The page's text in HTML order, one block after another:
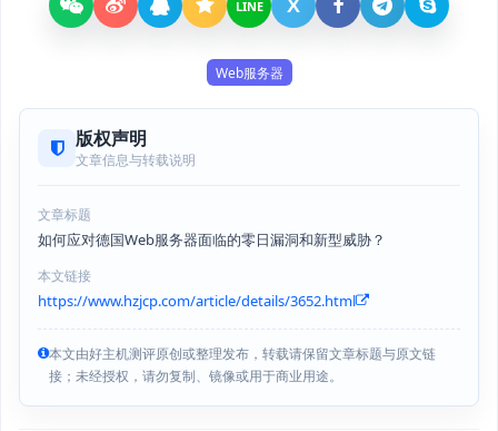
LINE X
Web服务器
版权声明
文章信息与转载说明
文章标题
如何应对德国Web服务器面临的零日漏洞和新型威胁？
本文链接
https://www.hzjcp.com/article/details/3652.html
本文由好主机测评原创或整理发布，转载请保留文章标题与原文链
接；未经授权，请勿复制、镜像或用于商业用途。